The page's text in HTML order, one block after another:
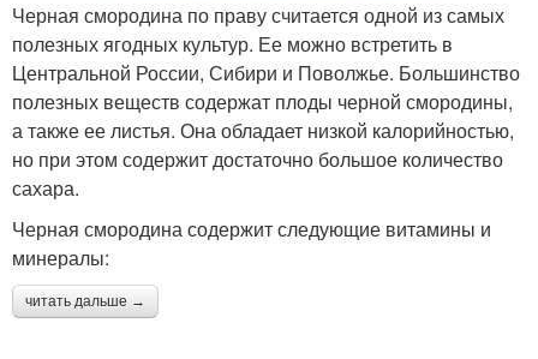
Черная смородина по праву считается одной из самых
полезных ягодных культур. Ее можно встретить в
Центральной России, Сибири и Поволжье. Большинство
полезных веществ содержат плоды черной смородины,
а также ее листья. Она обладает низкой калорийностью,
но при этом содержит достаточно большое количество
сахара.
Черная смородина содержит следующие витамины и
минералы:
читать дальше →